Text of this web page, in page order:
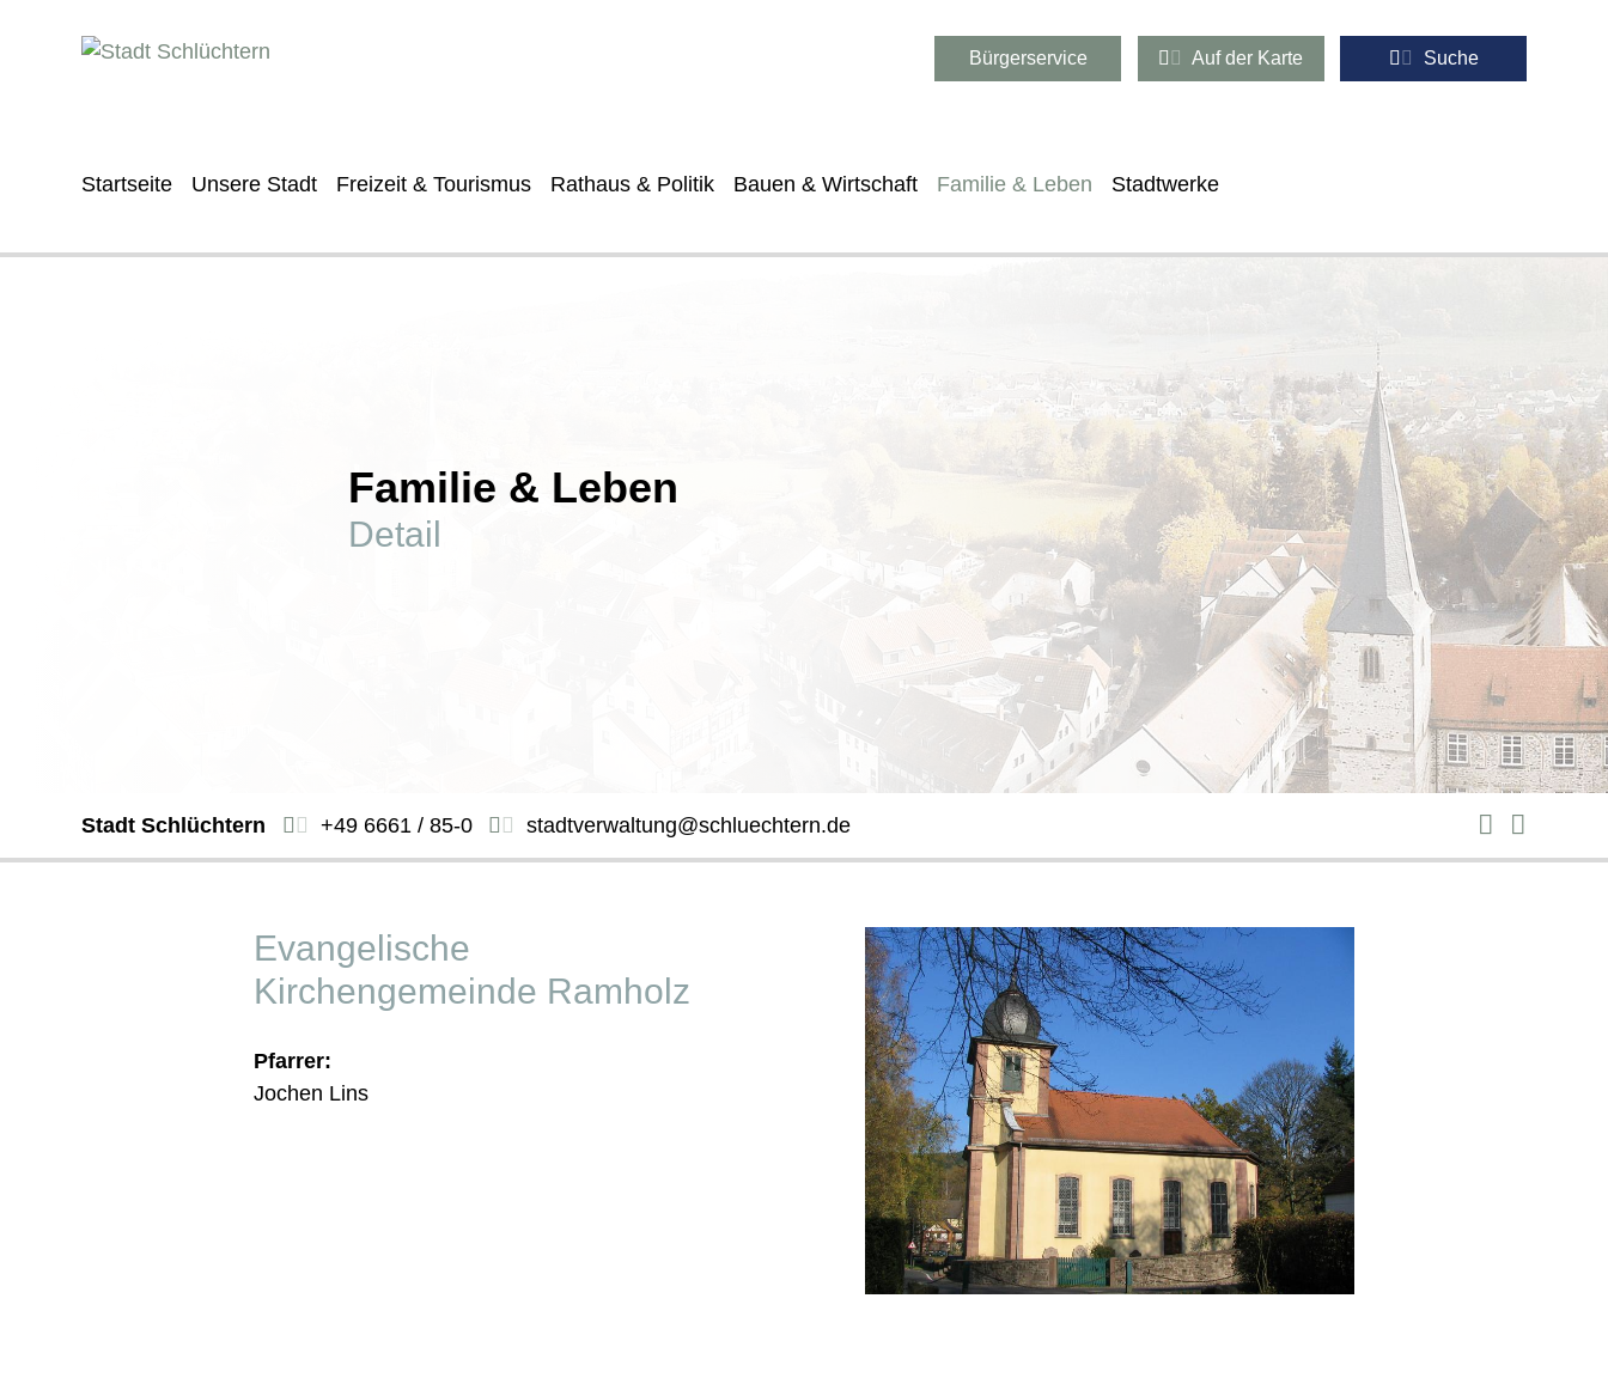
Bürgerservice Auf der Karte Suche
Startseite Unsere Stadt Freizeit & Tourismus Rathaus & Politik Bauen & Wirtschaft Familie & Leben Stadtwerke
Familie & Leben
Detail
Stadt Schlüchtern +49 6661 / 85-0 stadtverwaltung@schluechtern.de
Evangelische
Kirchengemeinde Ramholz
Pfarrer:
Jochen Lins